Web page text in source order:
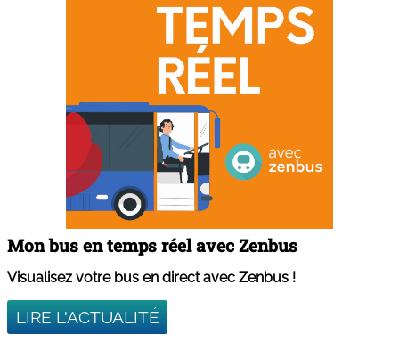
Mon bus en temps réel avec Zenbus
Visualisez votre bus en direct avec Zenbus !
LIRE L'ACTUALITÉ